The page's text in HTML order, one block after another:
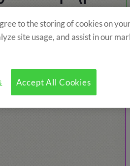
to the storing of cookies on
site usage, and assist in our
Accept All Cookies